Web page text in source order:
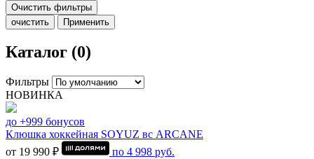
Очистить фильтры
очистить
Применить
Каталог (0)
Фильтры
НОВИНКА
до +999 бонусов
Клюшка хоккейная SOYUZ вс ARCANE
от 19 990 ₽
по 4 998 руб.